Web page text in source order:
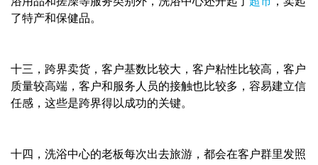
了特产和保健品。
十三，跨界卖货，客户基数比较大，客户粘性比较高，客户
质量较高端，客户和服务人员的接触也比较多，容易建立信
任感，这些是跨界得以成功的关键。
十四，洗浴中心的老板每次出去旅游，都会在客户群里发照